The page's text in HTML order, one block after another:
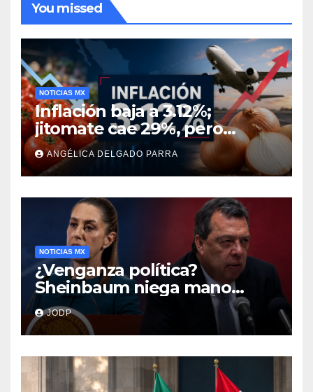
You missed
NOTICIAS MX
Inflación baja a 3.12%;
jitomate cae 29%, pero
cebolla y vuelos se
encarecen
ANGÉLICA DELGADO PARRA
NOTICIAS MX
¿Venganza política?
Sheinbaum niega mano
negra en captura de Ángel
Aguirre
JODP